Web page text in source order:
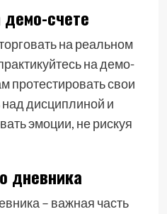
демо-счете
на реальном
на демо-
протестировать свои
над дисциплиной и
эмоции, не рискуя
дневника
– важная часть